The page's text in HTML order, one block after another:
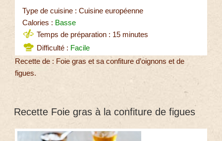
Type de cuisine : Cuisine européenne
Calories : Basse
Temps de préparation : 15 minutes
Difficulté : Facile
Recette de : Foie gras et sa confiture d’oignons et de
figues.
Recette Foie gras à la confiture de figues